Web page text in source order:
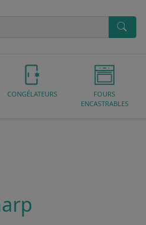
CONGÉLATEURS
FOURS
ENCASTRABLES